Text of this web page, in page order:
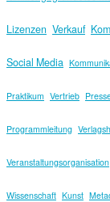
Lizenzen Verkauf
Social Media
Praktikum Vertrieb
Programmleitung
Veranstaltungsorganisation
Wissenschaft Kunst